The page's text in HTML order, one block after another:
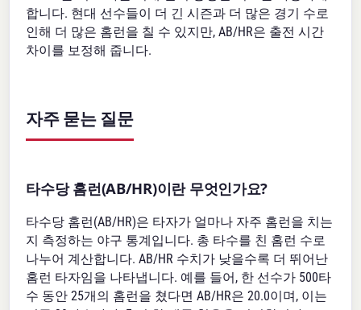
합니다. 현대 선수들이 더 긴 시즌과 더 많은 경기 수로
인해 더 많은 홈런을 칠 수 있지만, AB/HR은 출전 시간
차이를 보정해 줍니다.
자주 묻는 질문
타수당 홈런(AB/HR)이란 무엇인가요?
타수당 홈런(AB/HR)은 타자가 얼마나 자주 홈런을 치는
지 측정하는 야구 통계입니다. 총 타수를 친 홈런 수로
나누어 계산합니다. AB/HR 수치가 낮을수록 더 뛰어난
홈런 타자임을 나타냅니다. 예를 들어, 한 선수가 500타
수 동안 25개의 홈런을 쳤다면 AB/HR은 20.0이며, 이는